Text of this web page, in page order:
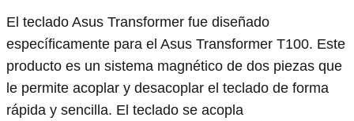
El teclado Asus Transformer fue diseñado
específicamente para el Asus Transformer T100. Este
producto es un sistema magnético de dos piezas que
le permite acoplar y desacoplar el teclado de forma
rápida y sencilla. El teclado se acopla